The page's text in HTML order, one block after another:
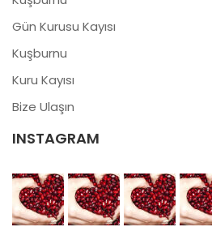
Gün Kurusu Kayısı
Kuşburnu
Kuru Kayısı
Bize Ulaşın
INSTAGRAM